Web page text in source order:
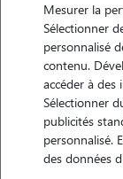
Mesurer la
Sélectionner
personnalisé
contenu.
accéder à
Sélectionner
publicités
personnalisé.
des données